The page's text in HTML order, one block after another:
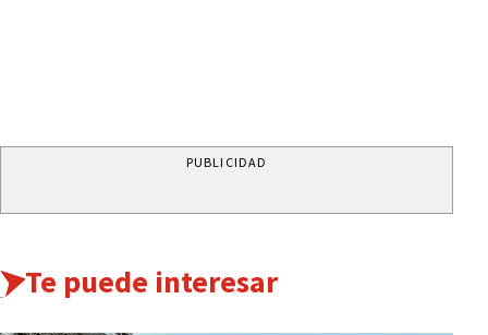
PUBLICIDAD
Te puede interesar